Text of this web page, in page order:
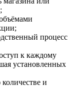
процесс
к каждому
установленных
и